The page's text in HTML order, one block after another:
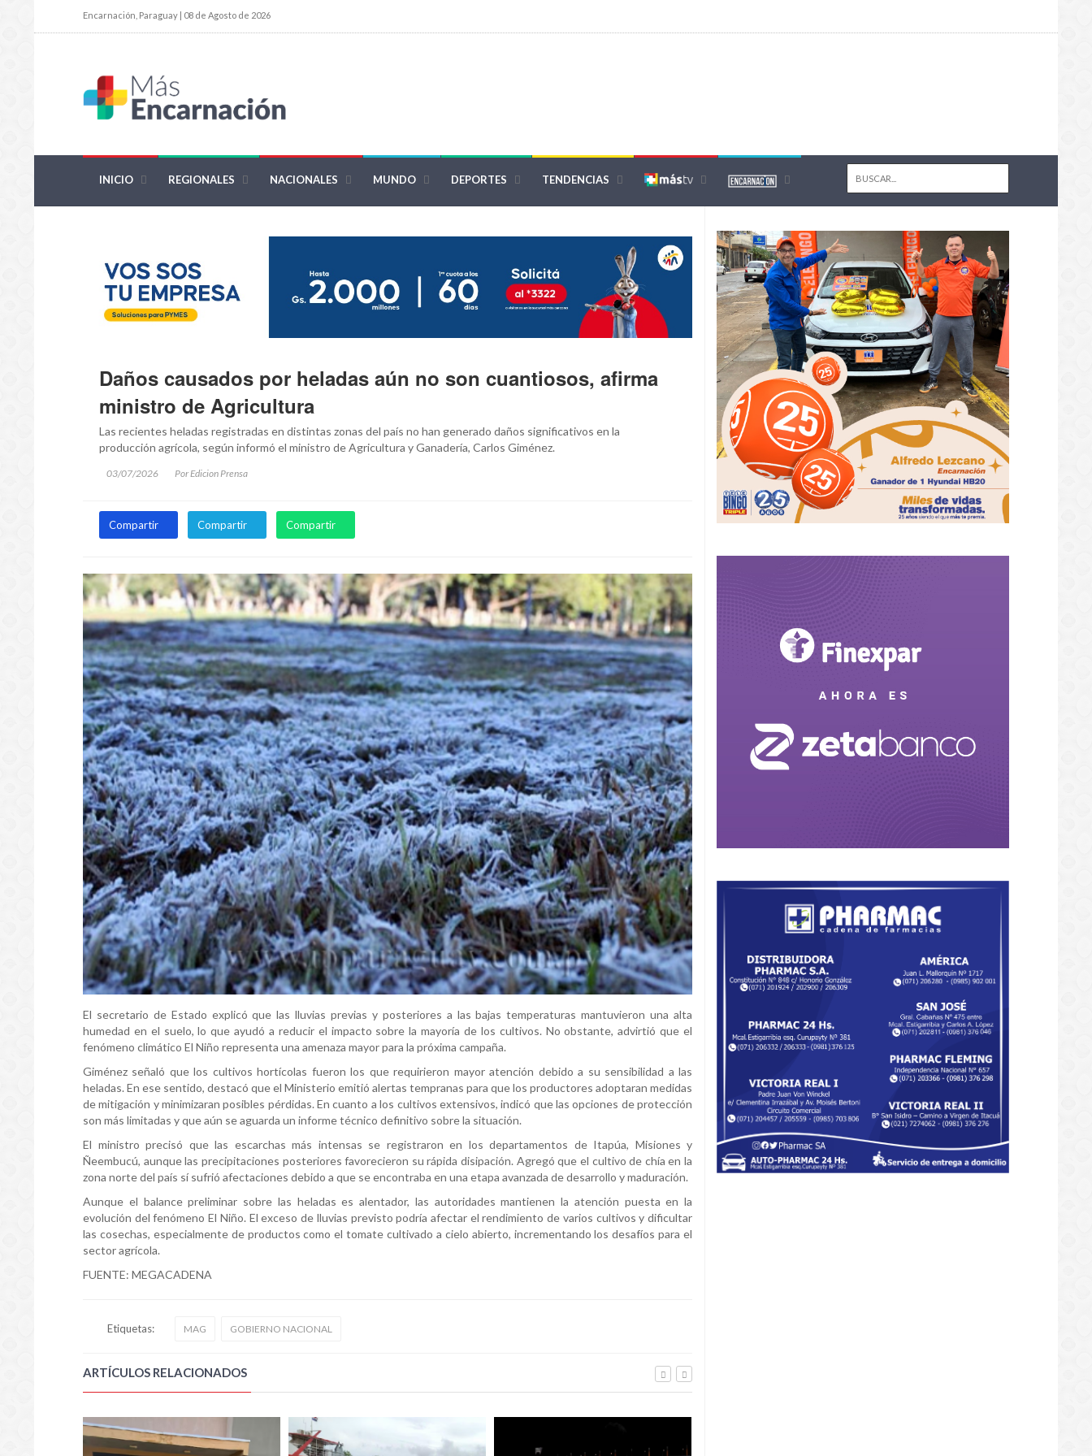
Encarnación, Paraguay | 08 de Agosto de 2026
INICIO REGIONALES NACIONALES MUNDO DEPORTES TENDENCIAS
Daños causados por heladas aún no son cuantiosos, afirma
ministro de Agricultura
Las recientes heladas registradas en distintas zonas del país no han generado daños significativos en la
producción agrícola, según informó el ministro de Agricultura y Ganadería, Carlos Giménez.
03/07/2026 Por Edicion Prensa
Compartir Compartir Compartir
El secretario de Estado explicó que las lluvias previas y posteriores a las bajas temperaturas mantuvieron una alta
humedad en el suelo, lo que ayudó a reducir el impacto sobre la mayoría de los cultivos. No obstante, advirtió que el
fenómeno climático El Niño representa una amenaza mayor para la próxima campaña.
Giménez señaló que los cultivos hortícolas fueron los que requirieron mayor atención debido a su sensibilidad a las
heladas. En ese sentido, destacó que el Ministerio emitió alertas tempranas para que los productores adoptaran medidas
de mitigación y minimizaran posibles pérdidas. En cuanto a los cultivos extensivos, indicó que las opciones de protección
son más limitadas y que aún se aguarda un informe técnico definitivo sobre la situación.
El ministro precisó que las escarchas más intensas se registraron en los departamentos de Itapúa, Misiones y
Ñeembucú, aunque las precipitaciones posteriores favorecieron su rápida disipación. Agregó que el cultivo de chía en la
zona norte del país sí sufrió afectaciones debido a que se encontraba en una etapa avanzada de desarrollo y maduración.
Aunque el balance preliminar sobre las heladas es alentador, las autoridades mantienen la atención puesta en la
evolución del fenómeno El Niño. El exceso de lluvias previsto podría afectar el rendimiento de varios cultivos y dificultar
las cosechas, especialmente de productos como el tomate cultivado a cielo abierto, incrementando los desafíos para el
sector agrícola.
FUENTE: MEGACADENA
Etiquetas: MAG GOBIERNO NACIONAL
ARTÍCULOS RELACIONADOS